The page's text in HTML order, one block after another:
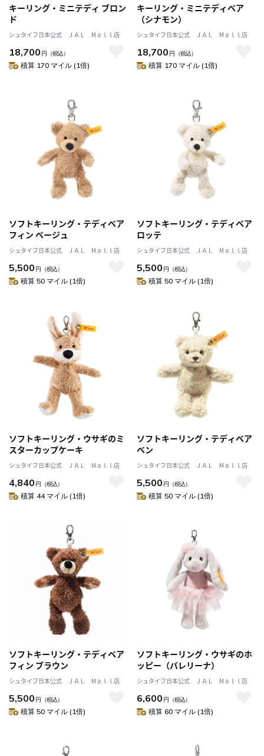
キーリング・ミニテディ ブロン
ド
シュタイフ日本公式 ＪＡＬ Mａｌｌ店
18,700 円 （税込）
積算 170 マイル (1倍)
キーリング・ミニテディベア
（シナモン）
シュタイフ日本公式 ＪＡＬ Mａｌｌ店
18,700 円 （税込）
積算 170 マイル (1倍)
ソフトキーリング・テディベア
フィン ベージュ
シュタイフ日本公式 ＪＡＬ Mａｌｌ店
5,500 円 （税込）
積算 50 マイル (1倍)
ソフトキーリング・テディベア
ロッテ
シュタイフ日本公式 ＪＡＬ Mａｌｌ店
5,500 円 （税込）
積算 50 マイル (1倍)
ソフトキーリング・ウサギのミ
スターカップケーキ
シュタイフ日本公式 ＪＡＬ Mａｌｌ店
4,840 円 （税込）
積算 44 マイル (1倍)
ソフトキーリング・テディベア
ベン
シュタイフ日本公式 ＪＡＬ Mａｌｌ店
5,500 円 （税込）
積算 50 マイル (1倍)
ソフトキーリング・テディベア
フィン ブラウン
シュタイフ日本公式 ＪＡＬ Mａｌｌ店
5,500 円 （税込）
積算 50 マイル (1倍)
ソフトキーリング・ウサギのホ
ッピー（バレリーナ）
シュタイフ日本公式 ＪＡＬ Mａｌｌ店
6,600 円 （税込）
積算 60 マイル (1倍)